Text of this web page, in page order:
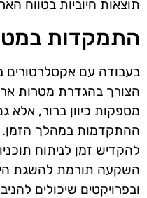
תוצאות חיוביות בטווח
התמקדות
בעבודה עם אקסלרטורים
הצורך בהגדרת מטרות
מספקות כיוון ברור, אלא
ההתקדמות במהלך הזמן.
להקדיש זמן לניתוח
השקעה תורמת להשגת
ובפרויקטים שיכולים